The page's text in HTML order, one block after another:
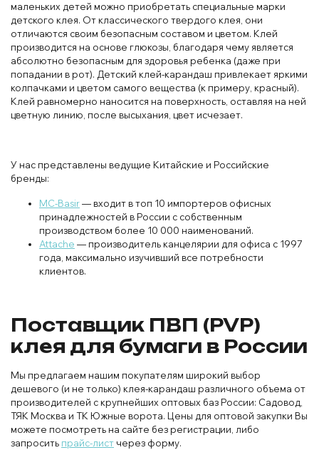
маленьких детей можно приобретать специальные марки
детского клея. От классического твердого клея, они
отличаются своим безопасным составом и цветом. Клей
производится на основе глюкозы, благодаря чему является
абсолютно безопасным для здоровья ребенка (даже при
попадании в рот). Детский клей-карандаш привлекает яркими
колпачками и цветом самого вещества (к примеру, красный).
Клей равномерно наносится на поверхность, оставляя на ней
цветную линию, после высыхания, цвет исчезает.
У нас представлены ведущие Китайские и Российские
бренды:
MC-Basir— входит в топ 10 импортеров офисных
принадлежностей в России с собственным
производством более 10 000 наименований.
Attache — производитель канцелярии для офиса с 1997
года, максимально изучивший все потребности
клиентов.
Поставщик ПВП (PVP)
клея для бумаги в России
Мы предлагаем нашим покупателям широкий выбор
дешевого (и не только) клея-карандаш различного объема от
производителей с крупнейших оптовых баз России: Садовод,
ТЯК Москва и ТК Южные ворота. Цены для оптовой закупки Вы
можете посмотреть на сайте без регистрации, либо
запросить прайс-лист через форму.